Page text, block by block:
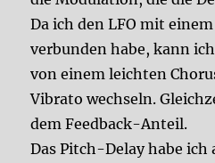
Da ich den LFO mit
verbunden habe, kann
von einem leichten
Vibrato wechseln.
dem Feedback-Anteil.
Das Pitch-Delay habe ich